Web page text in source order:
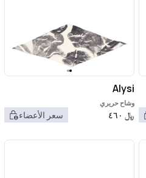
Alysi
وشاح حريري
﷼ ٤٦٠ سعر الأعضاء